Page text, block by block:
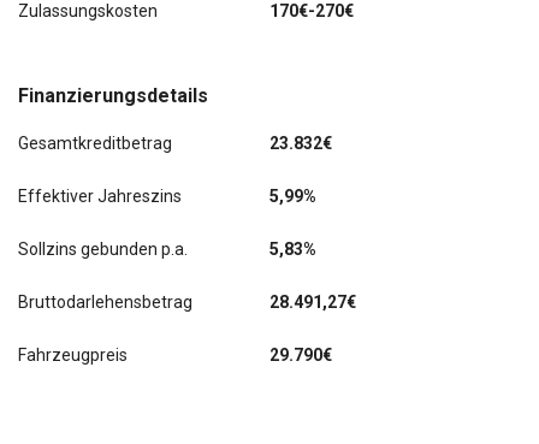
Fahrassistenz-Paket: Stau- und Notfallassistent
Zulassungskosten 170€-270€
Finanzierungsdetails
Gesamtkreditbetrag 23.832€
Effektiver Jahreszins 5,99%
Sollzins gebunden p.a. 5,83%
Bruttodarlehensbetrag 28.491,27€
Fahrzeugpreis 29.790€